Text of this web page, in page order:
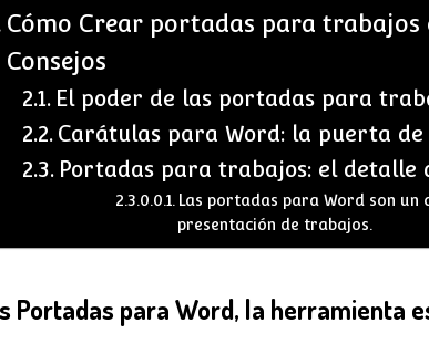
Cómo Crear portadas para trabajos
Consejos
El poder de las portadas para
Carátulas para Word: la puerta
Portadas para trabajos: el detalle
Las portadas para Word son un
presentación de trabajos.
Portadas para Word, la herramienta